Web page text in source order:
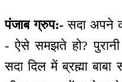
पंजाब ग्रुप:- सदा अपने
- ऐसे समझते हो? पुरानी
सदा दिल में ब्रह्मा बाबा